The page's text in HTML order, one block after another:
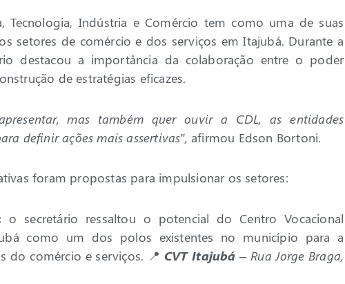
Tecnologia, Indústria e Comércio tem como uma de suas
setores de comércio e dos serviços em Itajubá. Durante a
destacou a importância da colaboração entre o poder
de estratégias eficazes.
mas também quer ouvir a CDL, as entidades
definir ações mais assertivas”,afirmou Edson Bortoni.
foram propostas para impulsionar os setores:
o secretário ressaltou o potencial do Centro Vocacional
como um dos polos existentes no município para a
do comércio e serviços. 📍 CVT Itajubá – Rua Jorge Braga,